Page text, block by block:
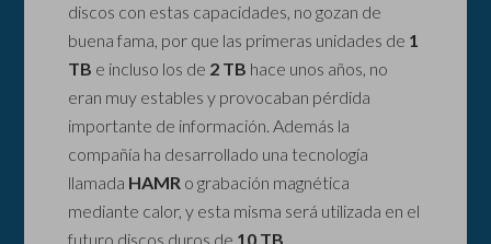
discos con estas capacidades, no gozan de
buena fama, por que las primeras unidades de 1
TB e incluso los de 2 TB hace unos años, no
eran muy estables y provocaban pérdida
importante de información. Además la
compañía ha desarrollado una tecnología
llamada HAMR o grabación magnética
mediante calor, y esta misma será utilizada en el
futuro discos duros de 10 TB